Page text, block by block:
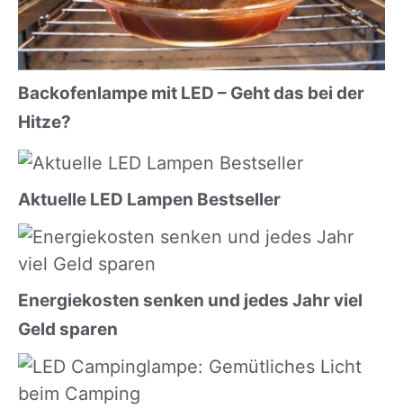
Backofenlampe mit LED – Geht das bei der
Hitze?
Aktuelle LED Lampen Bestseller
Energiekosten senken und jedes Jahr viel
Geld sparen